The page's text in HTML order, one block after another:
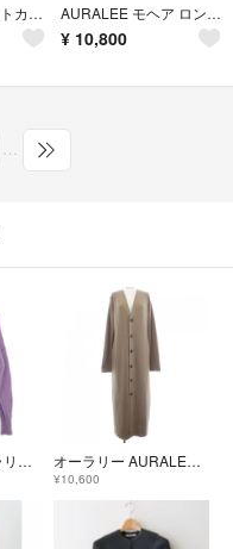
wirrowウールニットカーディガン ネイビー size１ AURALEE モヘア ロングニットカーディガン ターコイズブルーサイズ0
¥ 10,800
…
AURALEE オーラリー カーディガン M 紫 【古着】【中古】【送料無料】 オーラリー AURALEE A9AC01HR ロングカーディガン
¥10,600